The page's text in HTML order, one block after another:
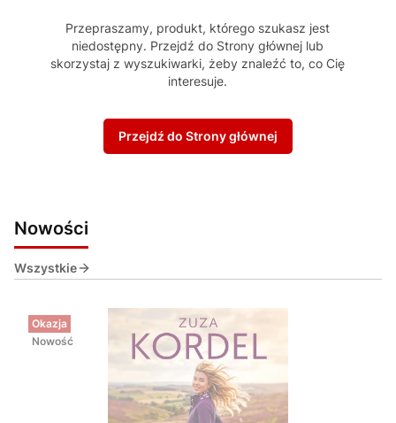
Przepraszamy, produkt, którego szukasz jest
niedostępny. Przejdź do Strony głównej lub
skorzystaj z wyszukiwarki, żeby znaleźć to, co Cię
interesuje.
Przejdź do Strony głównej
Nowości
Wszystkie
Okazja
Nowość